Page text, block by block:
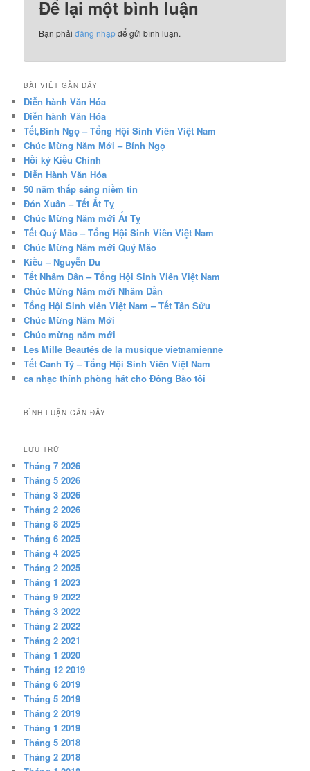
Để lại một bình luận
Bạn phảiđăng nhậpđể gửi bình luận.
BÀI VIẾT GẦN ĐÂY
Diễn hành Văn Hóa
Diễn hành Văn Hóa
Tết,Bính Ngọ – Tổng Hội Sinh Viên Việt Nam
Chúc Mừng Năm Mới – Bính Ngọ
Hồi ký Kiều Chinh
Diễn Hành Văn Hóa
50 năm thắp sáng niềm tin
Đón Xuân – Tết Ất Tỵ
Chúc Mừng Năm mới Ất Tỵ
Tết Quý Mão – Tổng Hội Sinh Viên Việt Nam
Chúc Mừng Năm mới Quý Mão
Kiều – Nguyễn Du
Tết Nhâm Dần – Tổng Hội Sinh Viên Việt Nam
Chúc Mừng Năm mới Nhâm Dần
Tổng Hội Sinh viên Việt Nam – Tết Tân Sửu
Chúc Mừng Năm Mới
Chúc mừng năm mới
Les Mille Beautés de la musique vietnamienne
Tết Canh Tý – Tổng Hội Sinh Viên Việt Nam
ca nhạc thính phòng hát cho Đồng Bào tôi
BÌNH LUẬN GẦN ĐÂY
LƯU TRỮ
Tháng 7 2026
Tháng 5 2026
Tháng 3 2026
Tháng 2 2026
Tháng 8 2025
Tháng 6 2025
Tháng 4 2025
Tháng 2 2025
Tháng 1 2023
Tháng 9 2022
Tháng 3 2022
Tháng 2 2022
Tháng 2 2021
Tháng 1 2020
Tháng 12 2019
Tháng 6 2019
Tháng 5 2019
Tháng 2 2019
Tháng 1 2019
Tháng 5 2018
Tháng 2 2018